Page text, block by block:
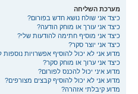
מערכת השליחה
כיצד אני שולח נושא חדש בפורום?
כיצד אני עורך או מוחק הודעה?
כיצד אני מוסיף חתימה להודעות שלי?
כיצד אני יוצר סקר?
מדוע אני לא יכול להוסיף אפשרויות נוספות
כיצד אני ערוך או מוחק סקר?
מדוע איני יכול להכנס לפורום?
מדוע אני לא יכול להוסיף קבצים מצורפים?
מדוע קיבלתי אזהרה?